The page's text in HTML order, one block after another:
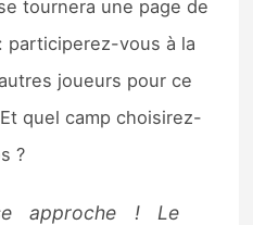
tournera une page de
: participerez-vous à la
joueurs pour ce
quel camp choisirez-
?
approche ! Le